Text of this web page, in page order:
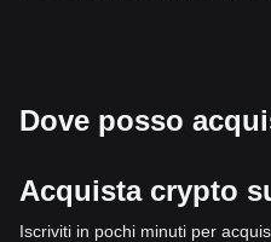
Dove posso
Acquista crypto
Iscriviti in pochi minuti per